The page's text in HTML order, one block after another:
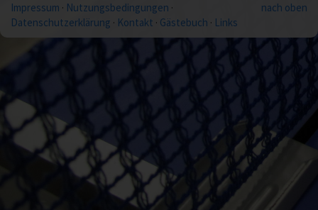
nach oben
Impressum · Nutzungsbedingungen ·
Datenschutzerklärung · Kontakt · Gästebuch · Links